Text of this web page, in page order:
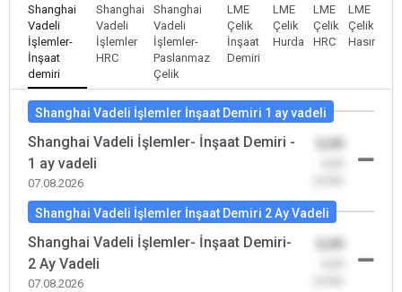
Shanghai
Vadeli
İşlemler-
İnşaat
demiri
Shanghai
Vadeli
İşlemler
HRC
Shanghai
Vadeli
İşlemler-
Paslanmaz
Çelik
LME
Çelik
İnşaat
Demiri
LME
Çelik
Hurda
LME
Çelik
HRC
LME
Çelik
Hasır
Shanghai Vadeli İşlemler İnşaat Demiri 1 ay vadeli
Shanghai Vadeli İşlemler- İnşaat Demiri -
1 ay vadeli
07.08.2026
0,00
Shanghai Vadeli İşlemler İnşaat Demiri 2 Ay Vadeli
Shanghai Vadeli İşlemler- İnşaat Demiri-
2 Ay Vadeli
07.08.2026
0,00